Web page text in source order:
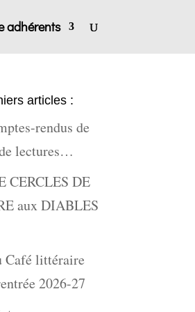
adhérents
articles :
rendus de
lectures…
CERCLES DE
aux DIABLES
Café littéraire
2026-27